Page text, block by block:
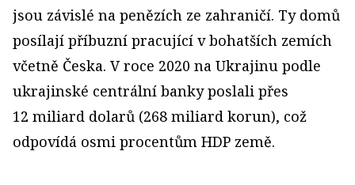
jsou závislé na penězích ze zahraničí. Ty domů
posílají příbuzní pracující v bohatších zemích
včetně Česka. V roce 2020 na Ukrajinu podle
ukrajinské centrální banky poslali přes
12 miliard dolarů (268 miliard korun), což
odpovídá osmi procentům HDP země.